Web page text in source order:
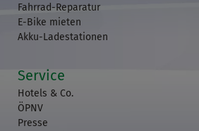
Fahrrad-Reparatur
E-Bike mieten
Akku-Ladestationen
Service
Hotels & Co.
ÖPNV
Presse